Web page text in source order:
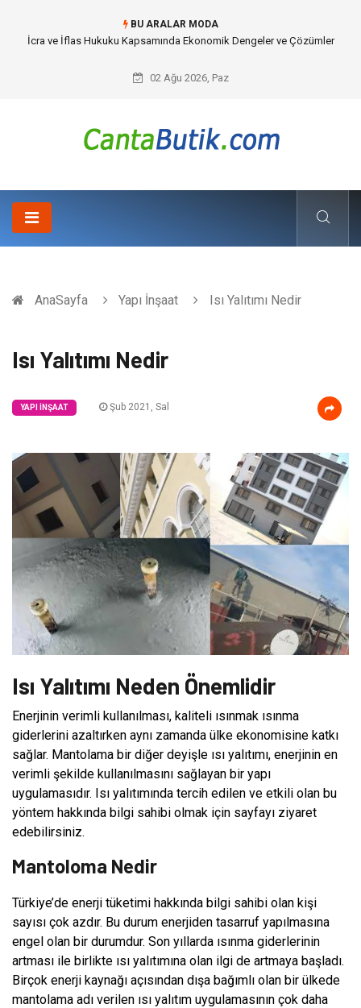
BU ARALAR MODA
Cybersecurity Solutions (Siber Güvenlik Çözümleri) ve Dijital Altyapıda
02 Ağu 2026, Paz
AnaSayfa Yapı İnşaat Isı Yalıtımı Nedir
Isı Yalıtımı Nedir
YAPI İNŞAAT Şub 2021, Sal
Isı Yalıtımı Neden Önemlidir
Enerjinin verimli kullanılması, kaliteli ısınmak ısınma
giderlerini azaltırken aynı zamanda ülke ekonomisine katkı
sağlar. Mantolama bir diğer deyişle ısı yalıtımı, enerjinin en
verimli şekilde kullanılmasını sağlayan bir yapı
uygulamasıdır. Isı yalıtımında tercih edilen ve etkili olan bu
yöntem hakkında bilgi sahibi olmak için sayfayı ziyaret
edebilirsiniz.
Mantoloma Nedir
Türkiye’de enerji tüketimi hakkında bilgi sahibi olan kişi
sayısı çok azdır. Bu durum enerjiden tasarruf yapılmasına
engel olan bir durumdur. Son yıllarda ısınma giderlerinin
artması ile birlikte ısı yalıtımına olan ilgi de artmaya başladı.
Birçok enerji kaynağı açısından dışa bağımlı olan bir ülkede
mantolama adı verilen ısı yalıtım uygulamasının çok daha